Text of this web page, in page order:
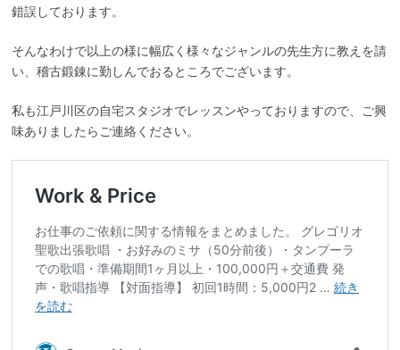
錯誤しております。
そんなわけで以上の様に幅広く様々なジャンルの先生方に教えを請
い、稽古鍛錬に勤しんでおるところでございます。
私も江戸川区の自宅スタジオでレッスンやっておりますので、ご興
味ありましたらご連絡ください。